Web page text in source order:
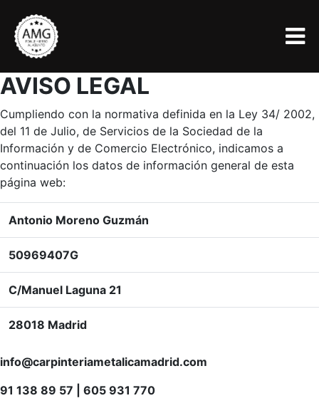
AVISO LEGAL
Cumpliendo con la normativa definida en la Ley 34/ 2002,
del 11 de Julio, de Servicios de la Sociedad de la
Información y de Comercio Electrónico, indicamos a
continuación los datos de información general de esta
página web:
Antonio Moreno Guzmán
50969407G
C/Manuel Laguna 21
28018 Madrid
info@carpinteriametalicamadrid.com
91 138 89 57 | 605 931 770